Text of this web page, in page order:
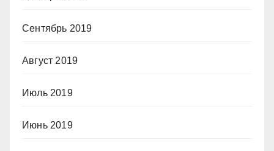
Сентябрь 2019
Август 2019
Июль 2019
Июнь 2019